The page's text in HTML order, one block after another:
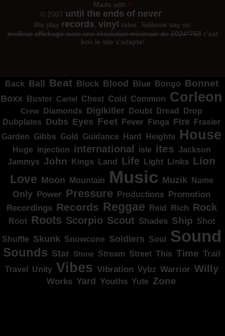
Made with ♥
© 2007 until the ends of never
We play records vinyl
rules. Selassie say so.
meilleur affichage avec une résolution minimale de 1024*768c'est
bon le site s'adapte!
Back Ball Beat Block Blood Blue Bongo Bonnet
Boxx Buster Cartel Chest Cold Common Corleon
Crew Diamonds Digikiller Doubt Dread Drop
Dubplates Dubs Eyes Feet Fever Finga Fire Frasier
Garden Gibbs Gold Guidance Hard Heights House
Huge injection international isle ites Jackson
Jammys John Kings Land Life Light Links Lion
Love Moon Mountain Music Muzik Name
Only Power Pressure Productions Promotion
Recordings Records Reggae Reid Rich Rock
Root Roots Scorpio Scout Shades Ship Shot
Shuffle Skunk Snowcone Soldiers Soul Sound
Sounds Star Stone Stream Street This Time Trail
Travel Unity Vibes Vibration Vybz Warrior Willy
Works Yard Youths Yute Zone